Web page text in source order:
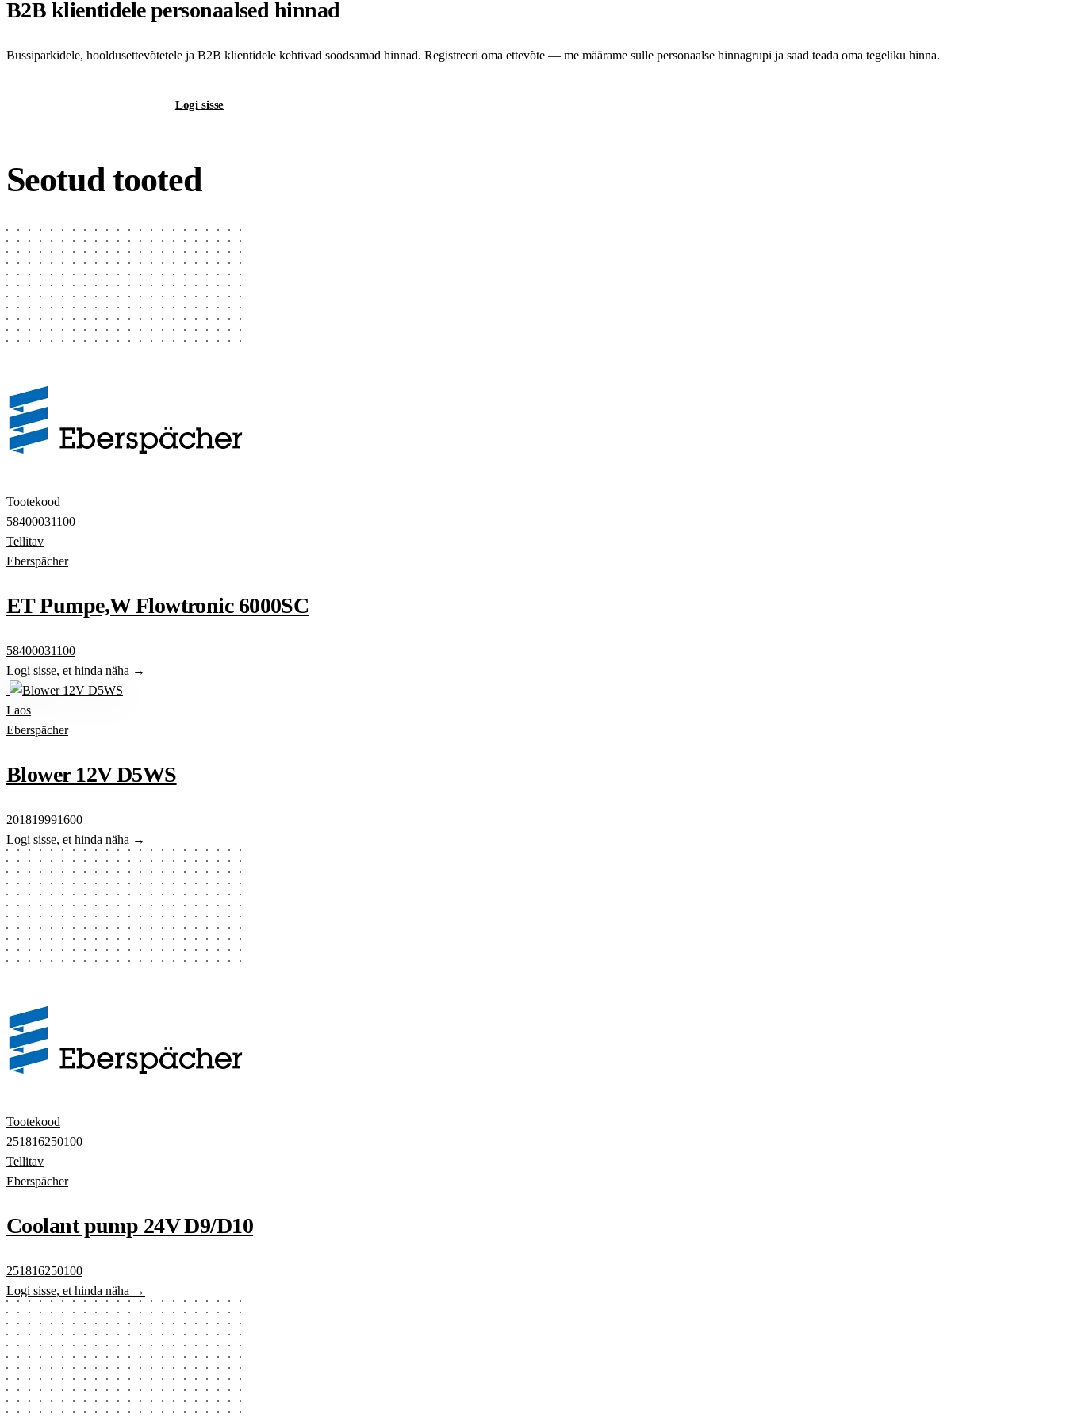
B2B klientidele personaalsed hinnad
Bussiparkidele, hooldusettevõtetele ja B2B klientidele kehtivad soodsamad hinnad. Registreeri oma ettevõte — me määrame sulle personaalse hinnagrupi ja saad teada oma tegeliku hinna.
Logi sisse
Seotud tooted
Tootekood
58400031100
Tellitav
Eberspächer
ET Pumpe,W Flowtronic 6000SC
58400031100
Logi sisse, et hinda näha →
Laos
Eberspächer
Blower 12V D5WS
201819991600
Logi sisse, et hinda näha →
Tootekood
251816250100
Tellitav
Eberspächer
Coolant pump 24V D9/D10
251816250100
Logi sisse, et hinda näha →